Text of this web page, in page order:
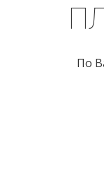
По